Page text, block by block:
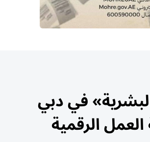
في دبي
الرقمية